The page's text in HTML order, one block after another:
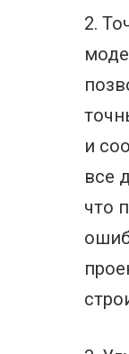
2.
и
все
что